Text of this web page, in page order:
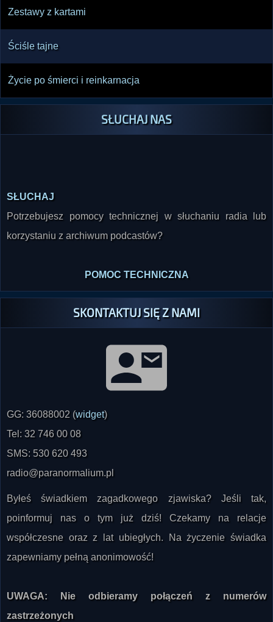
Zestawy z kartami
Ściśle tajne
Życie po śmierci i reinkarnacja
SŁUCHAJ NAS
SŁUCHAJ
Potrzebujesz pomocy technicznej w słuchaniu radia lub
korzystaniu z archiwum podcastów?
POMOC TECHNICZNA
SKONTAKTUJ SIĘ Z NAMI
GG: 36088002 (widget)
Tel: 32 746 00 08
SMS: 530 620 493
radio@paranormalium.pl
Byłeś świadkiem zagadkowego zjawiska? Jeśli tak,
poinformuj nas o tym już dziś! Czekamy na relacje
współczesne oraz z lat ubiegłych. Na życzenie świadka
zapewniamy pełną anonimowość!
UWAGA: Nie odbieramy połączeń z numerów
zastrzeżonych